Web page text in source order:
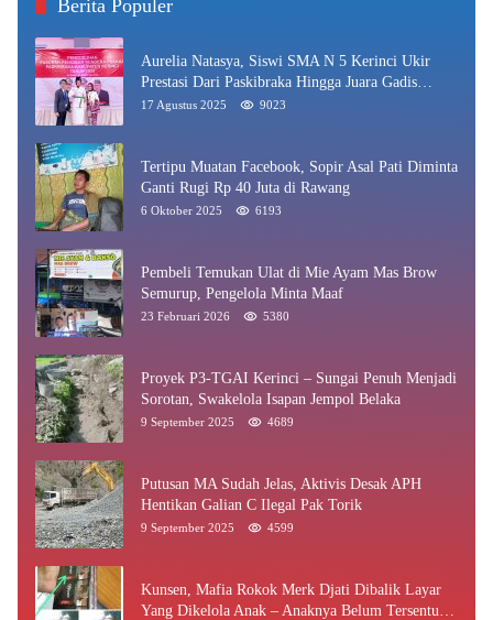
Berita Populer
Aurelia Natasya, Siswi SMA N 5 Kerinci Ukir
Prestasi Dari Paskibraka Hingga Juara Gadis
Kerinci 2025
17 Agustus 2025 9023
Tertipu Muatan Facebook, Sopir Asal Pati Diminta
Ganti Rugi Rp 40 Juta di Rawang
6 Oktober 2025 6193
Pembeli Temukan Ulat di Mie Ayam Mas Brow
Semurup, Pengelola Minta Maaf
23 Februari 2026 5380
Proyek P3-TGAI Kerinci – Sungai Penuh Menjadi
Sorotan, Swakelola Isapan Jempol Belaka
9 September 2025 4689
Putusan MA Sudah Jelas, Aktivis Desak APH
Hentikan Galian C Ilegal Pak Torik
9 September 2025 4599
Kunsen, Mafia Rokok Merk Djati Dibalik Layar
Yang Dikelola Anak – Anaknya Belum Tersentuh